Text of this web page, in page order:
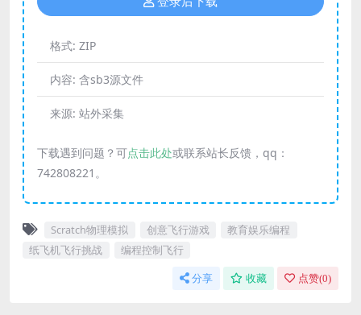
格式: ZIP
内容: 含sb3源文件
来源: 站外采集
下载遇到问题？可点击此处或联系站长反馈，qq：
742808221。
Scratch物理模拟 创意飞行游戏
教育娱乐编程
纸飞机飞行挑战
编程控制飞行
分享 收藏 点赞(0)